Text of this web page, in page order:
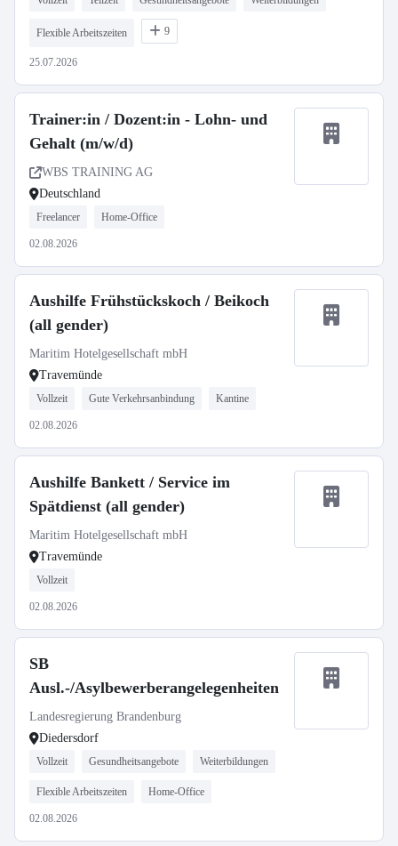
Flexible Arbeitszeiten 9
25.07.2026
Trainer:in / Dozent:in - Lohn- und
Gehalt (m/w/d)
WBS TRAINING AG
Deutschland
Freelancer Home-Office
02.08.2026
Aushilfe Frühstückskoch / Beikoch
(all gender)
Maritim Hotelgesellschaft mbH
Travemünde
Vollzeit Gute Verkehrsanbindung Kantine
02.08.2026
Aushilfe Bankett / Service im
Spätdienst (all gender)
Maritim Hotelgesellschaft mbH
Travemünde
Vollzeit
02.08.2026
SB
Ausl.-/Asylbewerberangelegenheiten
Landesregierung Brandenburg
Diedersdorf
Vollzeit Gesundheitsangebote Weiterbildungen
Flexible Arbeitszeiten Home-Office
02.08.2026